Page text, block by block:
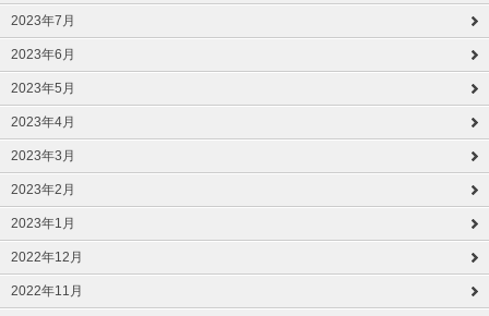
2023年7月
2023年6月
2023年5月
2023年4月
2023年3月
2023年2月
2023年1月
2022年12月
2022年11月